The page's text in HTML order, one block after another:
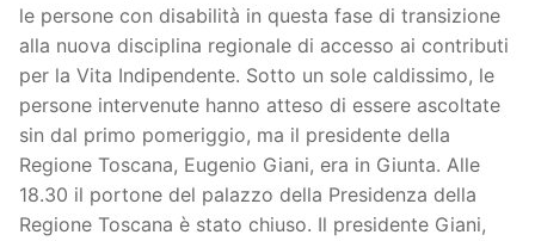
le persone con disabilità in questa fase di transizione
alla nuova disciplina regionale di accesso ai contributi
per la Vita Indipendente. Sotto un sole caldissimo, le
persone intervenute hanno atteso di essere ascoltate
sin dal primo pomeriggio, ma il presidente della
Regione Toscana, Eugenio Giani, era in Giunta. Alle
18.30 il portone del palazzo della Presidenza della
Regione Toscana è stato chiuso. Il presidente Giani,